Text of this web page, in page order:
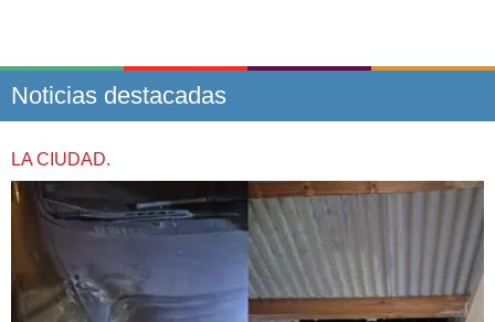
Noticias destacadas
LA CIUDAD.